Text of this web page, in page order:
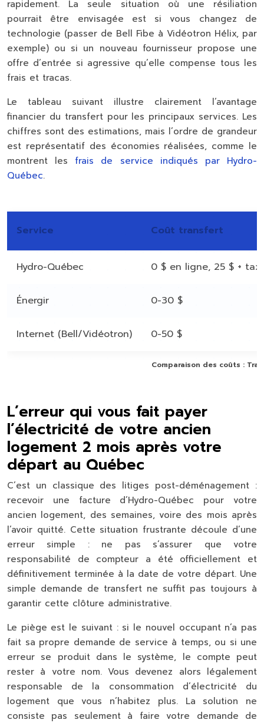
rapidement. La seule situation où une résiliation
pourrait être envisagée est si vous changez de
technologie (passer de Bell Fibe à Vidéotron Hélix, par
exemple) ou si un nouveau fournisseur propose une
offre d’entrée si agressive qu’elle compense tous les
frais et tracas.
Le tableau suivant illustre clairement l’avantage
financier du transfert pour les principaux services. Les
chiffres sont des estimations, mais l’ordre de grandeur
est représentatif des économies réalisées, comme le
montrent les frais de service indiqués par Hydro-
Québec.
Comparaison des coûts :
Service Coût transfert
Hydro-Québec 0 $ en ligne, 25 $ +
Énergir 0-30 $
Internet (Bell/Vidéotron) 0-50 $
L’erreur qui vous fait payer
l’électricité de votre ancien
logement 2 mois après votre
départ au Québec
C’est un classique des litiges post-déménagement :
recevoir une facture d’Hydro-Québec pour votre
ancien logement, des semaines, voire des mois après
l’avoir quitté. Cette situation frustrante découle d’une
erreur simple : ne pas s’assurer que votre
responsabilité de compteur a été officiellement et
définitivement terminée à la date de votre départ. Une
simple demande de transfert ne suffit pas toujours à
garantir cette clôture administrative.
Le piège est le suivant : si le nouvel occupant n’a pas
fait sa propre demande de service à temps, ou si une
erreur se produit dans le système, le compte peut
rester à votre nom. Vous devenez alors légalement
responsable de la consommation d’électricité du
logement que vous n’habitez plus. La solution ne
consiste pas seulement à faire votre demande de